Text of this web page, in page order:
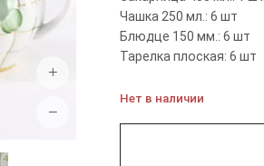
+
−
Чашка 250 мл.: 6 шт
Блюдце 150 мм.: 6 шт
Тарелка плоская: 6 шт
Нет в наличии